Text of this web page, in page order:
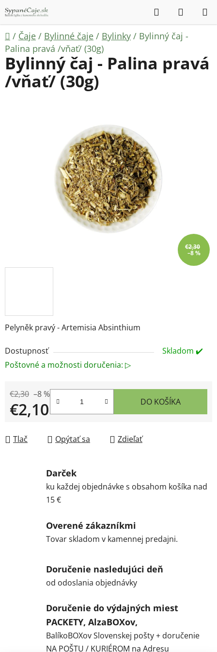
na
obsah
Hľadať
KOŠÍK
Domov
/ Čaje / Bylinné čaje / Bylinky / Bylinný čaj -
Palina pravá /vňať/ (30g)
Pelyněk pravý - Artemisia Absinthium
Dostupnosť
Skladom ✔️
Poštovné a možnosti doručenia: ▷
€2,30 –8 %
€2,10 DO KOŠÍKA
Tlač Opýtať sa Zdieľať
Bylinný čaj - Palina pravá
/vňať/ (30g)
€2,30
–8 %
Darček
ku každej objednávke s obsahom košíka nad
15 €
Overené zákazníkmi
Tovar skladom v kamennej predajni.
Doručenie nasledujúci deň
od odoslania objednávky
Doručenie do výdajných miest
PACKETY, AlzaBOXov,
BalíkoBOXov Slovenskej pošty + doručenie
NA POŠTU / KURIÉROM na Adresu